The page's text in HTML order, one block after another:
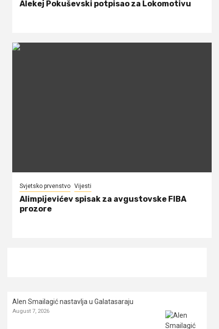
Alekej Pokuševski potpisao za Lokomotivu
Svjetsko prvenstvo Vijesti
Alimpijevićev spisak za avgustovske FIBA
prozore
Alen Smailagić nastavlja u Galatasaraju
August 7, 2026